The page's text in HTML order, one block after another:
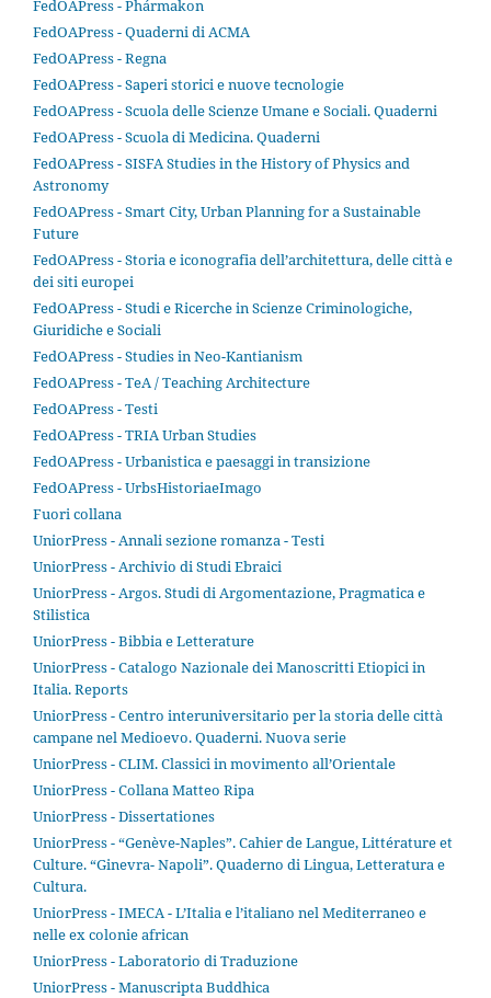
FedOAPress - Phármakon
FedOAPress - Quaderni di ACMA
FedOAPress - Regna
FedOAPress - Saperi storici e nuove tecnologie
FedOAPress - Scuola delle Scienze Umane e Sociali. Quaderni
FedOAPress - Scuola di Medicina. Quaderni
FedOAPress - SISFA Studies in the History of Physics and
Astronomy
FedOAPress - Smart City, Urban Planning for a Sustainable
Future
FedOAPress - Storia e iconografia dell’architettura, delle città e
dei siti europei
FedOAPress - Studi e Ricerche in Scienze Criminologiche,
Giuridiche e Sociali
FedOAPress - Studies in Neo-Kantianism
FedOAPress - TeA / Teaching Architecture
FedOAPress - Testi
FedOAPress - TRIA Urban Studies
FedOAPress - Urbanistica e paesaggi in transizione
FedOAPress - UrbsHistoriaeImago
Fuori collana
UniorPress - Annali sezione romanza - Testi
UniorPress - Archivio di Studi Ebraici
UniorPress - Argos. Studi di Argomentazione, Pragmatica e
Stilistica
UniorPress - Bibbia e Letterature
UniorPress - Catalogo Nazionale dei Manoscritti Etiopici in
Italia. Reports
UniorPress - Centro interuniversitario per la storia delle città
campane nel Medioevo. Quaderni. Nuova serie
UniorPress - CLIM. Classici in movimento all’Orientale
UniorPress - Collana Matteo Ripa
UniorPress - Dissertationes
UniorPress - “Genève-Naples”. Cahier de Langue, Littérature et
Culture. “Ginevra- Napoli”. Quaderno di Lingua, Letteratura e
Cultura.
UniorPress - IMECA - L’Italia e l’italiano nel Mediterraneo e
nelle ex colonie african
UniorPress - Laboratorio di Traduzione
UniorPress - Manuscripta Buddhica